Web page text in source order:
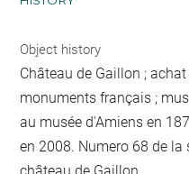
Object history
Château de Gaillon ;
monuments français ;
au musée d'Amiens en
en 2008. Numero 68 de
château de Gaillon.